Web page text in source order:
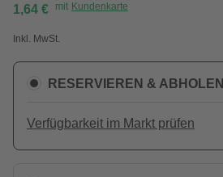
1,64 € mit Kundenkarte
Inkl. MwSt.
RESERVIEREN & ABHOLEN
Verfügbarkeit im Markt prüfen